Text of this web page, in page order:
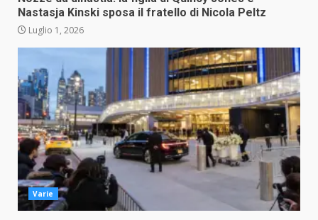
Nastasja Kinski sposa il fratello di Nicola Peltz
Luglio 1, 2026
Varie